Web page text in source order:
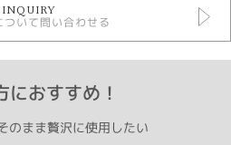
ら得られるエキスのことです。アミノ酸
因子（ＥＧＦ・ＦＧＦ）や
す。
INQUIRY
ついて問い合わせる
におすすめ！
のまま贅沢に使用したい